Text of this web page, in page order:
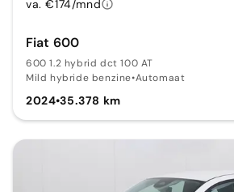
Fiat 600
600 1.2 hybrid dct 100 AT
Mild hybride benzine•Automaat
2024•35.378 km
va. €174/mnd